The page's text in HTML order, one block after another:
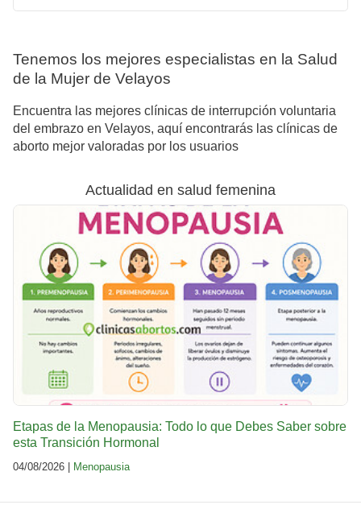
Tenemos los mejores especialistas en la Salud
de la Mujer de Velayos
Encuentra las mejores clínicas de interrupción voluntaria
del embrazo en Velayos, aquí encontrarás las clínicas de
aborto mejor valoradas por los usuarios
Actualidad en salud femenina
Etapas de la Menopausia: Todo lo que Debes Saber sobre
esta Transición Hormonal
04/08/2026 | Menopausia